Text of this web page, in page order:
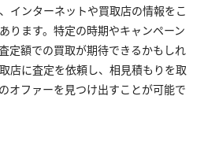
インターネットや買取店の情報をこ
ります。特定の時期やキャンペーン
定額での買取が期待できるかもしれ
店に査定を依頼し、相見積もりを取
オファーを見つけ出すことが可能で